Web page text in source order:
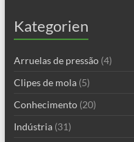
Kategorien
Arruelas de pressão(4)
Clipes de mola(5)
Conhecimento(20)
Indústria(31)